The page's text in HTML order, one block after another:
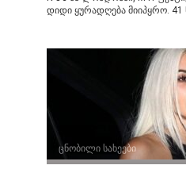
დიდი ყურადღება მიიპყრო.
ცნობილი სახეები